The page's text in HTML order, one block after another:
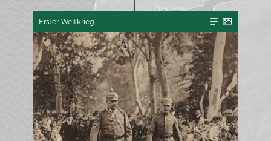
Erster Weltkrieg